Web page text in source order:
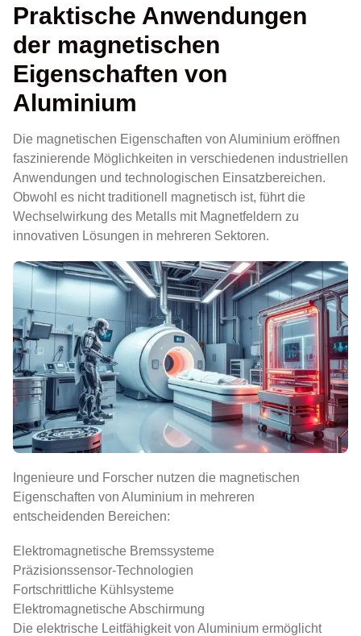
Praktische Anwendungen
der magnetischen
Eigenschaften von
Aluminium
Die magnetischen Eigenschaften von Aluminium eröffnen
faszinierende Möglichkeiten in verschiedenen industriellen
Anwendungen und technologischen Einsatzbereichen.
Obwohl es nicht traditionell magnetisch ist, führt die
Wechselwirkung des Metalls mit Magnetfeldern zu
innovativen Lösungen in mehreren Sektoren.
Ingenieure und Forscher nutzen die magnetischen
Eigenschaften von Aluminium in mehreren
entscheidenden Bereichen:
Elektromagnetische Bremssysteme
Präzisionssensor-Technologien
Fortschrittliche Kühlsysteme
Elektromagnetische Abschirmung
Die elektrische Leitfähigkeit von Aluminium ermöglicht